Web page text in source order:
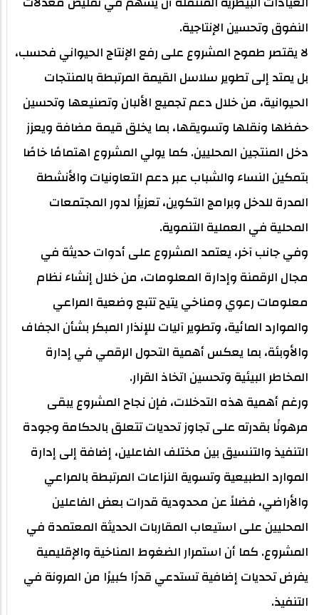
النفوق وتحسين الإنتاجية.
لا يقتصر طموح المشروع على رفع الإنتاج الحيواني فحسب،
بل يمتد إلى تطوير سلاسل القيمة المرتبطة بالمنتجات
الحيوانية، من خلال دعم تجميع الألبان وتصنيعها وتحسين
حفظها ونقلها وتسويقها، بما يخلق قيمة مضافة ويعزز
دخل المنتجين المحليين. كما يولي المشروع اهتمامًا خاصًا
بتمكين النساء والشباب عبر دعم التعاونيات والأنشطة
المدرة للدخل وبرامج التكوين، تعزيزًا لدور المجتمعات
المحلية في العملية التنموية.
وفي جانب آخر، يعتمد المشروع على أدوات حديثة في
مجال الرقمنة وإدارة المعلومات، من خلال إنشاء نظام
معلومات رعوي ومناخي يتيح تتبع وضعية المراعي
والموارد المائية، وتطوير آليات للإنذار المبكر بشأن الجفاف
والأوبئة، بما يعكس أهمية التحول الرقمي في إدارة
المخاطر البيئية وتحسين اتخاذ القرار.
ورغم أهمية هذه التدخلات، فإن نجاح المشروع يبقى
مرهونًا بقدرته على تجاوز تحديات تتعلق بالحكامة وجودة
التنفيذ والتنسيق بين مختلف الفاعلين، إضافة إلى إدارة
الموارد الطبيعية وتسوية النزاعات المرتبطة بالمراعي
والأراضي، فضلاً عن محدودية قدرات بعض الفاعلين
المحليين على استيعاب المقاربات الحديثة المعتمدة في
المشروع. كما أن استمرار الضغوط المناخية والإقليمية
يفرض تحديات إضافية تستدعي قدرًا كبيرًا من المرونة في
التنفيذ.